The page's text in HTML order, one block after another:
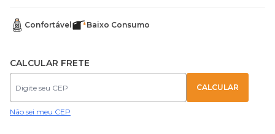
Confortável Baixo Consumo
CALCULAR FRETE
Não sei meu CEP